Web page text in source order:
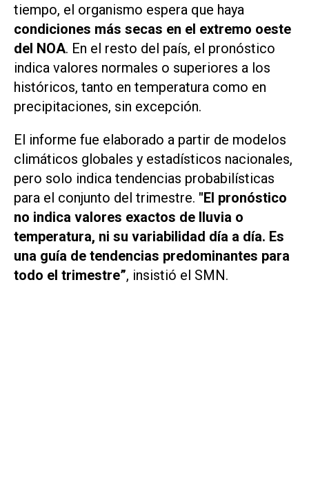
tiempo, el organismo espera que haya
condiciones más secas en el extremo oeste
del NOA. En el resto del país, el pronóstico
indica valores normales o superiores a los
históricos, tanto en temperatura como en
precipitaciones, sin excepción.
El informe fue elaborado a partir de modelos
climáticos globales y estadísticos nacionales,
pero solo indica tendencias probabilísticas
para el conjunto del trimestre. "El pronóstico
no indica valores exactos de lluvia o
temperatura, ni su variabilidad día a día. Es
una guía de tendencias predominantes para
todo el trimestre”, insistió el SMN.